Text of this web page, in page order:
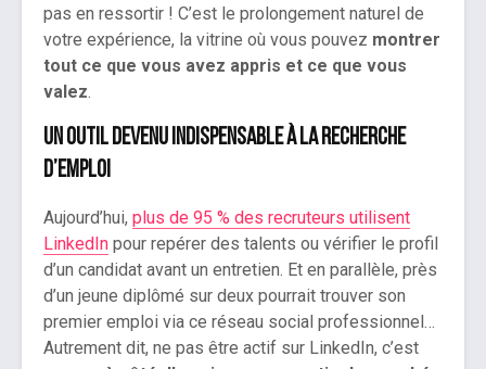
pas en ressortir ! C’est le prolongement naturel de
votre expérience, la vitrine où vous pouvez montrer
tout ce que vous avez appris et ce que vous
valez.
Un outil devenu indispensable à la recherche
d’emploi
Aujourd’hui, plus de 95 % des recruteurs utilisent
LinkedIn pour repérer des talents ou vérifier le profil
d’un candidat avant un entretien. Et en parallèle, près
d’un jeune diplômé sur deux pourrait trouver son
premier emploi via ce réseau social professionnel…
Autrement dit, ne pas être actif sur LinkedIn, c’est